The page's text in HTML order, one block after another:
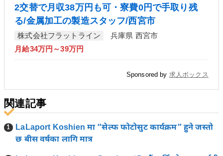
2交替で月収38万円も可・寮費0円で手取り残
る/金属加工の製造スタッフ/西宮市
株式会社フラットライン
兵庫県 西宮市
月給34万円～39万円
Sponsored by 求人ボックス
関連記事
LaLaport Koshien मा “सेल्फ फोटोसुट कार्यक्रम” हुने जस्तो
छ बीस वर्षका लागि मात्र